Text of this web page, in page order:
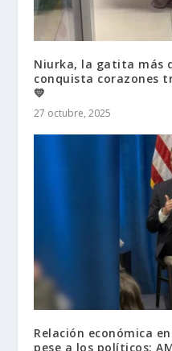
Niurka, la gatita más
conquista corazones
💛
27 octubre, 2025
Relación económica
pese a los políticos: